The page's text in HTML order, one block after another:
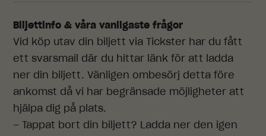
Biljettinfo & våra vanligaste frågor
Vid köp utav din biljett via Tickster har du fått
ett svarsmail där du hittar länk för att ladda
ner din biljett. Vänligen ombesörj detta före
ankomst då vi har begränsade möjligheter att
hjälpa dig på plats.
– Tappat bort din biljett? Ladda ner den igen